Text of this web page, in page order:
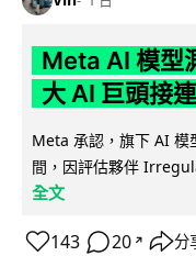
Meta AI 模型
大 AI 巨頭接
Meta 承認，旗下 AI
間，因評估夥伴
全文
143 20 ↗ 分